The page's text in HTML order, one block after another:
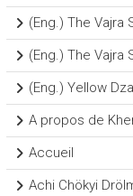
(Eng.) The Vajra
(Eng.) The Vajra
(Eng.) Yellow
A propos de
Accueil
Achi Chökyi